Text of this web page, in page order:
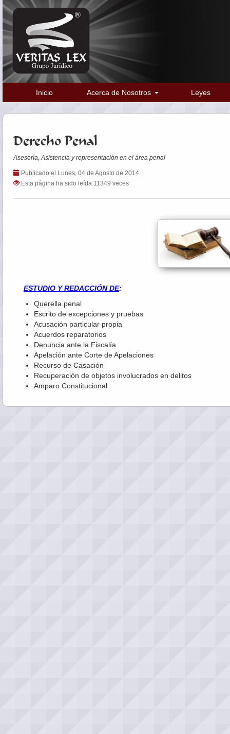
Inicio Acerca de Nosotros Leyes
Derecho Penal
Asesoría, Asistencia y representación en el área penal
Publicado el Lunes, 04 de Agosto de 2014.
Esta página ha sido leída 11349 veces
ESTUDIO Y REDACCIÓN DE:
Querella penal -
Escrito de excepciones y pruebas -
Acusación particular propia -
Acuerdos reparatorios -
Denuncia ante la Fiscalía -
Apelación ante Corte de Apelaciones
Recurso de Casación -
Recuperación de objetos involucrados en delitos
Amparo Constitucional